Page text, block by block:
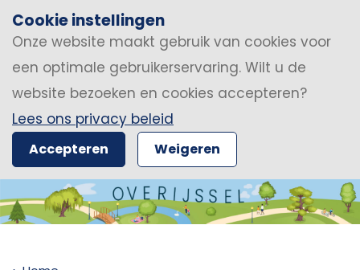
Cookie instellingen
Onze website maakt gebruik van cookies voor
een optimale gebruikerservaring. Wilt u de
website bezoeken en cookies accepteren?
Lees ons privacy beleid
Accepteren Weigeren